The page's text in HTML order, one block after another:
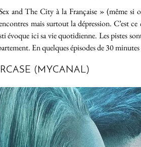
and The City à la Française » (même si
mais surtout la dépression. C’est
évoque ici sa vie quotidienne. Les pistes
En quelques épisodes de 30
(MYCANAL)